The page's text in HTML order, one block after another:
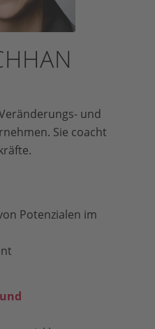
und
Sie coacht
Potenzialen im